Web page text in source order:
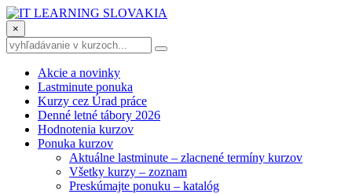
×
Akcie a novinky
Lastminute ponuka
Kurzy cez Úrad práce
Denné letné tábory 2026
Hodnotenia kurzov
Ponuka kurzov
Aktuálne lastminute – zlacnené termíny kurzov
Všetky kurzy – zoznam
Preskúmajte ponuku – katalóg